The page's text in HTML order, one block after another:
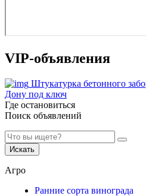
VIP-объявления
Штукатурка бетонного
Дону под ключ
Где остановиться
Поиск объявлений
Искать
Агро
Ранние сорта винограда